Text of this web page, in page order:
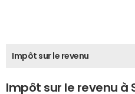
Impôt sur le revenu
Impôt sur le revenu à